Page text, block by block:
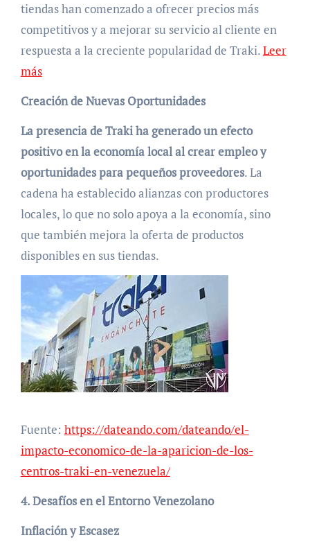
tiendas han comenzado a ofrecer precios más
competitivos y a mejorar su servicio al cliente en
respuesta a la creciente popularidad de Traki.Leer
más
Creación de Nuevas Oportunidades
La presencia de Traki ha generado un efecto
positivo en la economía local al crear empleo y
oportunidades para pequeños proveedores. La
cadena ha establecido alianzas con productores
locales, lo que no solo apoya a la economía, sino
que también mejora la oferta de productos
disponibles en sus tiendas.
Fuente: https://dateando.com/dateando/el-
impacto-economico-de-la-aparicion-de-los-
centros-traki-en-venezuela/
4. Desafíos en el Entorno Venezolano
Inflación y Escasez